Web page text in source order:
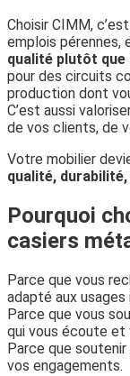
Choisir CIMM,
emplois pérennes,
qualité plutôt
pour des circuits
production dont
C’est aussi
de vos clients, de
Votre mobilier
qualité,
Pourquoi
casiers
Parce que vous
adapté aux
Parce que vous
qui vous écoute et
Parce que
vos engagements.